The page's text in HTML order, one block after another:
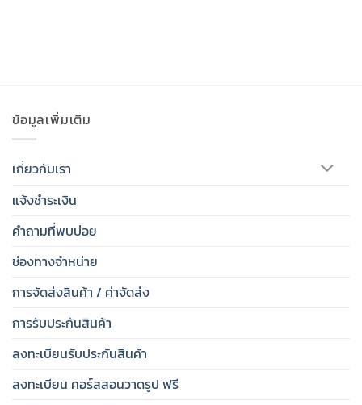
ข้อมูลเพิ่มเติม
เกี่ยวกับเรา
แจ้งชำระเงิน
คำถามที่พบบ่อย
ช่องทางจำหน่าย
การจัดส่งสินค้า / ค่าจัดส่ง
การรับประกันสินค้า
ลงทะเบียนรับประกันสินค้า
ลงทะเบียน คอร์สสอนวาดรูป ฟรี